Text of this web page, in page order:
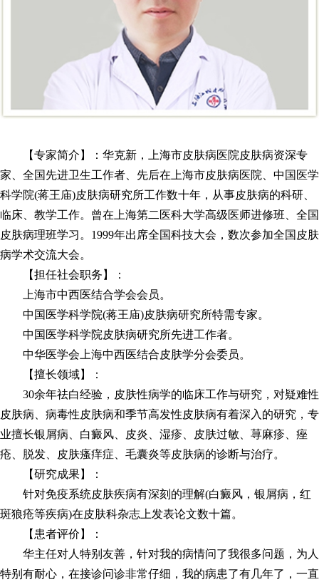
【专家简介】：华克新，上海市皮肤病医院皮肤病资深专
家、全国先进卫生工作者、先后在上海市皮肤病医院、中国医学
科学院(蒋王庙)皮肤病研究所工作数十年，从事皮肤病的科研、
临床、教学工作。曾在上海第二医科大学高级医师进修班、全国
皮肤病理班学习。1999年出席全国科技大会，数次参加全国皮肤
病学术交流大会。
【担任社会职务】：
上海市中西医结合学会会员。
中国医学科学院(蒋王庙)皮肤病研究所特需专家。
中国医学科学院皮肤病研究所先进工作者。
中华医学会上海中西医结合皮肤学分会委员。
【擅长领域】：
30余年祛白经验，皮肤性病学的临床工作与研究，对疑难性
皮肤病、病毒性皮肤病和季节高发性皮肤病有着深入的研究，专
业擅长银屑病、白癜风、皮炎、湿疹、皮肤过敏、荨麻疹、痤
疮、脱发、皮肤瘙痒症、毛囊炎等皮肤病的诊断与治疗。
【研究成果】：
针对免疫系统皮肤疾病有深刻的理解(白癜风，银屑病，红
斑狼疮等疾病)在皮肤科杂志上发表论文数十篇。
【患者评价】：
华主任对人特别友善，针对我的病情问了我很多问题，为人
特别有耐心，在接诊问诊非常仔细，我的病患了有几年了，一直